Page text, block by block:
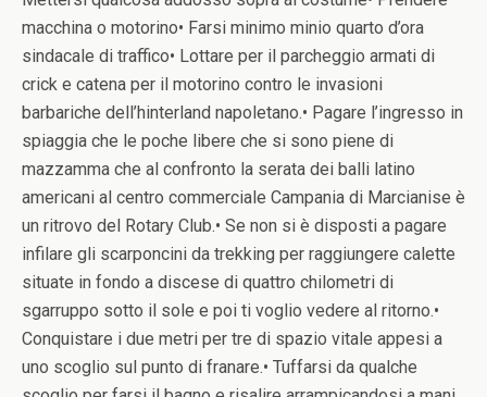
macchina o motorino• Farsi minimo minio quarto d’ora
sindacale di traffico• Lottare per il parcheggio armati di
crick e catena per il motorino contro le invasioni
barbariche dell’hinterland napoletano.• Pagare l’ingresso in
spiaggia che le poche libere che si sono piene di
mazzamma che al confronto la serata dei balli latino
americani al centro commerciale Campania di Marcianise è
un ritrovo del Rotary Club.• Se non si è disposti a pagare
infilare gli scarponcini da trekking per raggiungere calette
situate in fondo a discese di quattro chilometri di
sgarruppo sotto il sole e poi ti voglio vedere al ritorno.•
Conquistare i due metri per tre di spazio vitale appesi a
uno scoglio sul punto di franare.• Tuffarsi da qualche